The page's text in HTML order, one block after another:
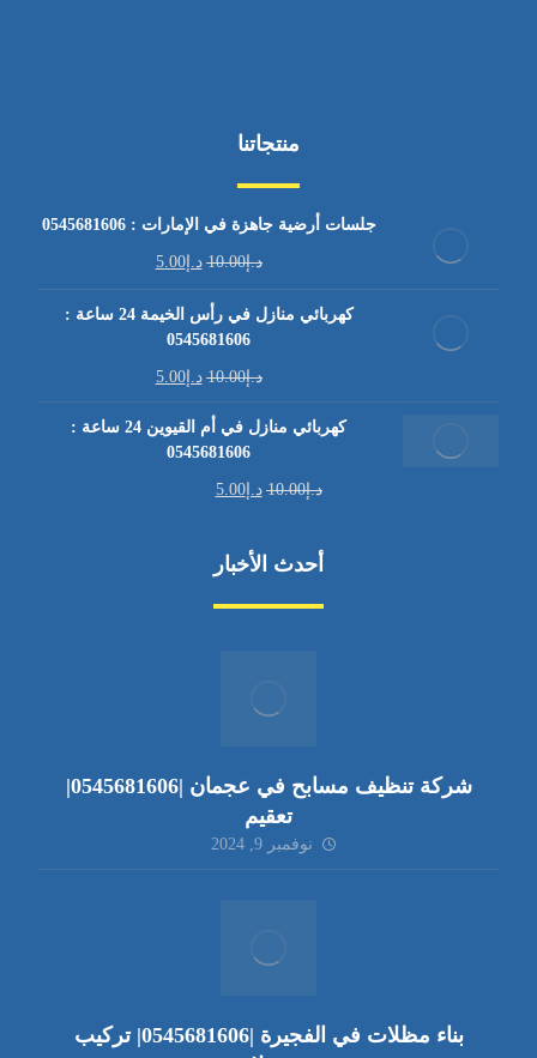
منتجاتنا
جلسات أرضية جاهزة في الإمارات : 0545681606
د.إ10.00 د.إ5.00
كهربائي منازل في رأس الخيمة 24 ساعة :
0545681606
د.إ10.00 د.إ5.00
كهربائي منازل في أم القيوين 24 ساعة :
0545681606
د.إ10.00 د.إ5.00
أحدث الأخبار
شركة تنظيف مسابح في عجمان |0545681606|
تعقيم
نوفمبر 9, 2024
بناء مظلات في الفجيرة |0545681606| تركيب